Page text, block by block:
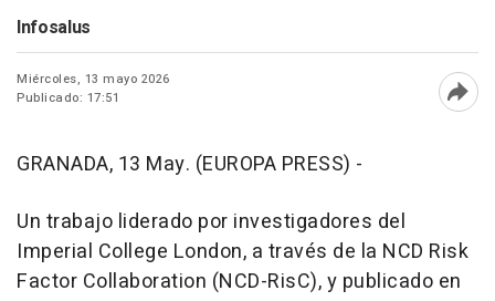
Infosalus
Miércoles, 13 mayo 2026
Publicado: 17:51
GRANADA, 13 May. (EUROPA PRESS) -
Un trabajo liderado por investigadores del
Imperial College London, a través de la NCD Risk
Factor Collaboration (NCD-RisC), y publicado en